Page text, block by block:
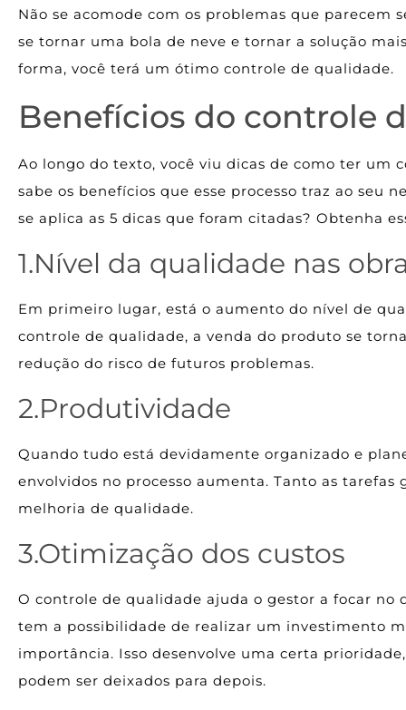
Não se acomode com os problemas que parecem
se tornar uma bola de neve e tornar a solução
forma, você terá um ótimo controle de qualidade.
Benefícios do controle
Ao longo do texto, você viu dicas de como ter um
sabe os benefícios que esse processo traz ao seu
se aplica as 5 dicas que foram citadas? Obtenha
1.Nível da qualidade nas
Em primeiro lugar, está o aumento do nível de
controle de qualidade, a venda do produto se
redução do risco de futuros problemas.
2.Produtividade
Quando tudo está devidamente organizado e
envolvidos no processo aumenta. Tanto as
melhoria de qualidade.
3.Otimização dos custos
O controle de qualidade ajuda o gestor a focar no
tem a possibilidade de realizar um investimento
importância. Isso desenvolve uma certa
podem ser deixados para depois.